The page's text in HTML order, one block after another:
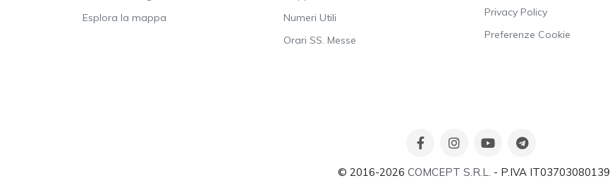
Esplora la mappa
Numeri Utili
Orari SS. Messe
Privacy Policy
Preferenze Cookie
© 2016-2026 COMCEPT S.R.L. - P.IVA IT03703080139